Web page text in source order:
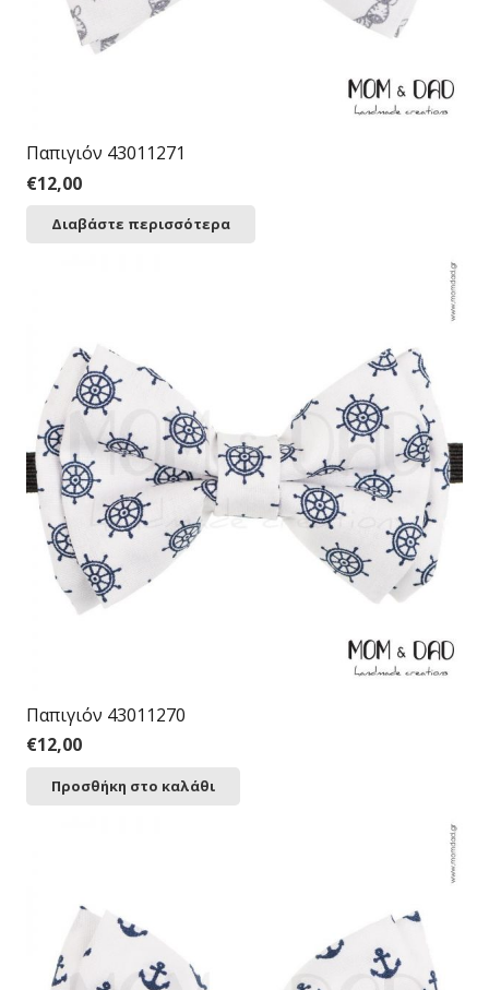
Παπιγιόν 43011271
€12,00
Διαβάστε περισσότερα
Παπιγιόν 43011270
€12,00
Προσθήκη στο καλάθι